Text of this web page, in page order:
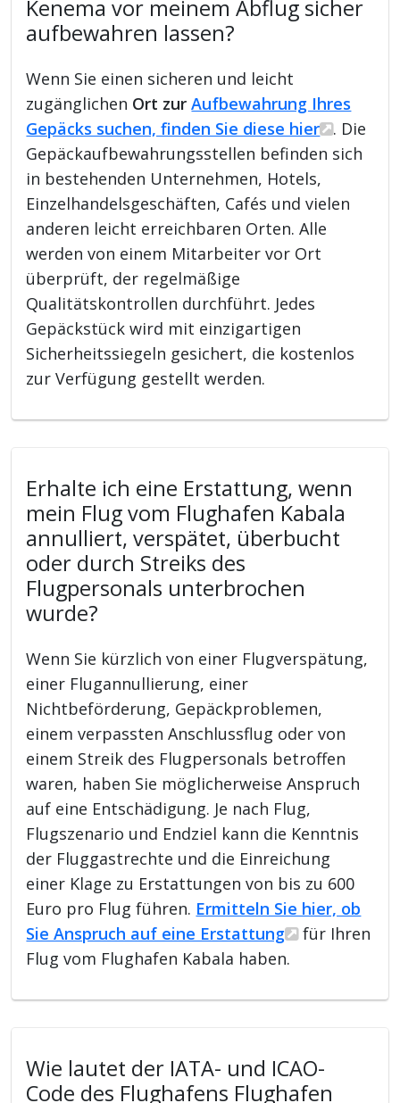
Kenema vor meinem Abflug sicher
aufbewahren lassen?
Wenn Sie einen sicheren und leicht
zugänglichen Ort zurAufbewahrung Ihres
Gepäcks suchen, finden Sie diese hier
. Die
Gepäckaufbewahrungsstellen befinden sich
in bestehenden Unternehmen, Hotels,
Einzelhandelsgeschäften, Cafés und vielen
anderen leicht erreichbaren Orten. Alle
werden von einem Mitarbeiter vor Ort
überprüft, der regelmäßige
Qualitätskontrollen durchführt. Jedes
Gepäckstück wird mit einzigartigen
Sicherheitssiegeln gesichert, die kostenlos
zur Verfügung gestellt werden.
Erhalte ich eine Erstattung, wenn
mein Flug vom Flughafen Kabala
annulliert, verspätet, überbucht
oder durch Streiks des
Flugpersonals unterbrochen
wurde?
Wenn Sie kürzlich von einer Flugverspätung,
einer Flugannullierung, einer
Nichtbeförderung, Gepäckproblemen,
einem verpassten Anschlussflug oder von
einem Streik des Flugpersonals betroffen
waren, haben Sie möglicherweise Anspruch
auf eine Entschädigung. Je nach Flug,
Flugszenario und Endziel kann die Kenntnis
der Fluggastrechte und die Einreichung
einer Klage zu Erstattungen von bis zu 600
Euro pro Flug führen. Ermitteln Sie hier, ob
Sie Anspruch auf eine Erstattung
für Ihren
Flug vom Flughafen Kabala haben.
Wie lautet der IATA- und ICAO-
Code des Flughafens Flughafen